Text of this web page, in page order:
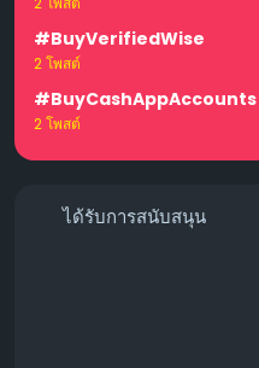
#BuyVerifiedWise
2 โพสต์
#BuyCashAppAccounts
2 โพสต์
ได้รับการสนับสนุน